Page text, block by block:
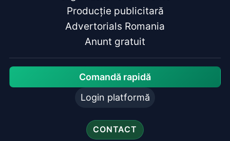
Producție publicitară
Advertorials Romania
Anunt gratuit
Comandă rapidă
Login platformă
CONTACT